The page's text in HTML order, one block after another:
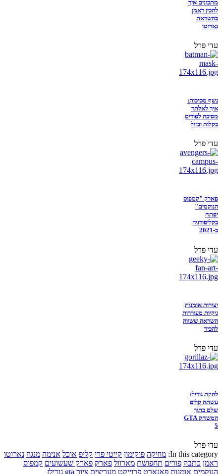
מתכונים איך
להכין ראמן
בהשראת
נארוטו
עדי פרל
נשף מסיכות:
איך לאלתר
מסיכה לפורים
בקלות ובזול
עדי פרל
פארק "קמפוס
הנוקמים"
יפתח
בקליפורניה
ב-2021
עדי פרל
יצירות אומנות
גיקיות מעוררות
השראה ששווה
להכיר
עדי פרל
להקת גורילז
עשתה קליפ
שלם בתוך
המשחק GTA
5
עדי פרל
In this category: מוזיקה פוקימון קייטי פרי קליפ אוכל אנימה מנגה נארוטו
ראמן כתבה פורים תחפושת מארוול פארק פארק שעשועים קמפוס
הנוקמים אומנות פאנארט פרוייקט מעריצים ציור gta גורילז